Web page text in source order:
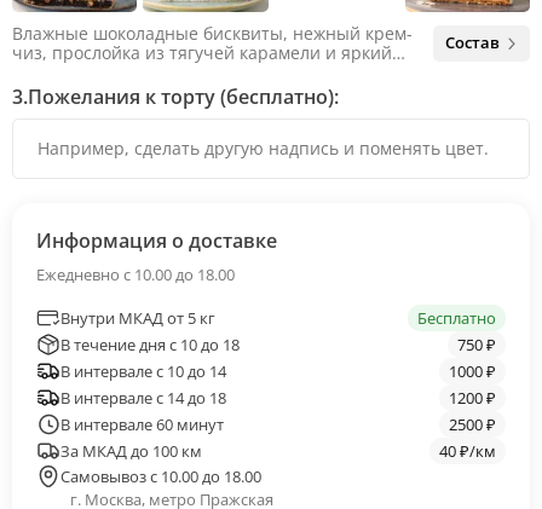
Влажные шоколадные бисквиты, нежный крем-
чиз, прослойка из тягучей карамели и яркий
яркий вкус шоколада и тягучей карамели, не
оставляя ни единого шанса остаться
Состав
3.Пожелания к торту (бесплатно):
Информация о доставке
Ежедневно с 10.00 до 18.00
Внутри МКАД от 5 кг
Бесплатно
В течение дня с 10 до 18
750 ₽
В интервале с 10 до 14
1000 ₽
В интервале с 14 до 18
1200 ₽
В интервале 60 минут
2500 ₽
За МКАД до 100 км
40 ₽/км
Самовывоз с 10.00 до 18.00
г. Москва, метро Пражская